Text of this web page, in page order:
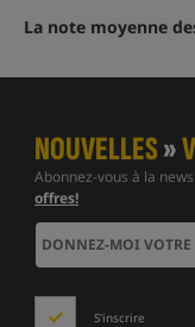
La note moyenne
NOUVELLES»
Abonnez-vous à la
offres!
S'inscrire